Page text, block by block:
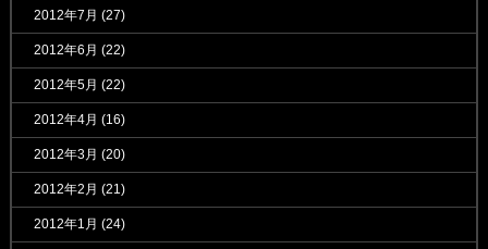
2012年7月 (27)
2012年6月 (22)
2012年5月 (22)
2012年4月 (16)
2012年3月 (20)
2012年2月 (21)
2012年1月 (24)